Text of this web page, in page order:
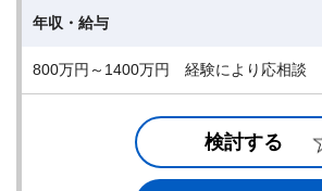
年収・給与
800万円～1400万円 経験により応相談
検討する